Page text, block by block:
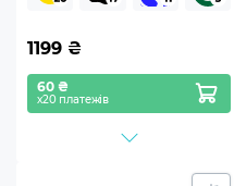
1199 ₴
60 ₴
х20 платежів